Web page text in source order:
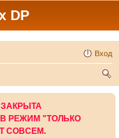
DP
Вход
РЕЖИМ "ТОЛЬКО
СОВСЕМ.